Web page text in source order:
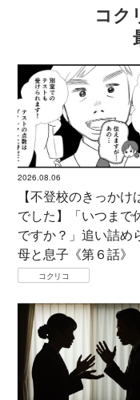
コク
2026.08.06
【不登校のきっかけ
でした】「いつまで
ですか？」追い詰め
母と息子《第６話》
コクリコ